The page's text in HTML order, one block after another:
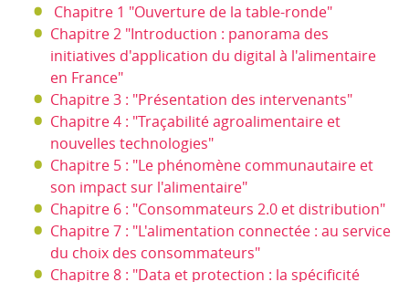
Chapitre 1 "Ouverture de la table-ronde"
Chapitre 2 "Introduction : panorama des
initiatives d'application du digital à l'alimentaire
en France"
Chapitre 3 : "Présentation des intervenants"
Chapitre 4 : "Traçabilité agroalimentaire et
nouvelles technologies"
Chapitre 5 : "Le phénomène communautaire et
son impact sur l'alimentaire"
Chapitre 6 : "Consommateurs 2.0 et distribution"
Chapitre 7 : "L'alimentation connectée : au service
du choix des consommateurs"
Chapitre 8 : "Data et protection : la spécificité